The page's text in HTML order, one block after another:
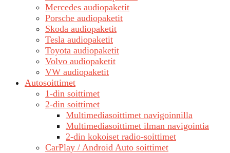
Mercedes audiopaketit
Porsche audiopaketit
Skoda audiopaketit
Tesla audiopaketit
Toyota audiopaketit
Volvo audiopaketit
VW audiopaketit
Autosoittimet
1-din soittimet
2-din soittimet
Multimediasoittimet navigoinnilla
Multimediasoittimet ilman navigointia
2-din kokoiset radio-soittimet
CarPlay / Android Auto soittimet